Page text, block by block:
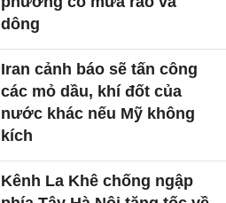
dông
Iran cảnh báo sẽ tấn công
các mỏ dầu, khí đốt của
nước khác nếu Mỹ không
kích
Kênh La Khê chống ngập